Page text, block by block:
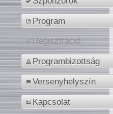
Program
Regisztráció
Programbizottság
Versenyhelyszín
Kapcsolat